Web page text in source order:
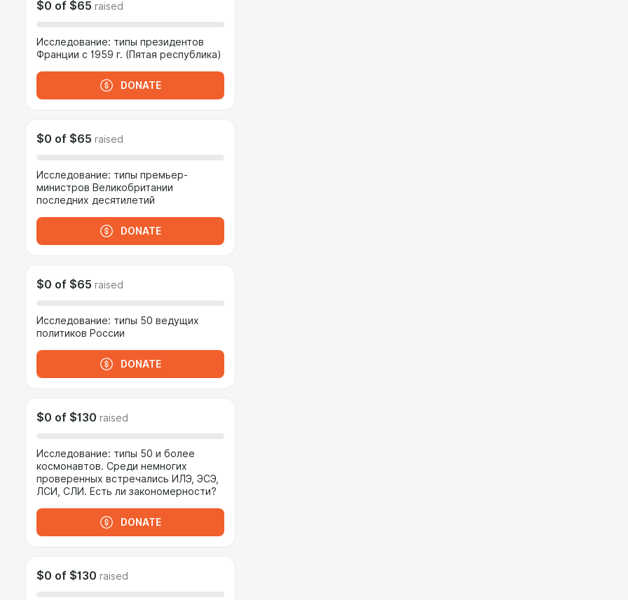
$0 of $65 raised
Исследование: типы президентов
Франции с 1959 г. (Пятая республика)
DONATE
$0 of $65 raised
Исследование: типы премьер-
министров Великобритании
последних десятилетий
DONATE
$0 of $65 raised
Исследование: типы 50 ведущих
политиков России
DONATE
$0 of $130 raised
Исследование: типы 50 и более
космонавтов. Среди немногих
проверенных встречались ИЛЭ, ЭСЭ,
ЛСИ, СЛИ. Есть ли закономерности?
DONATE
$0 of $130 raised